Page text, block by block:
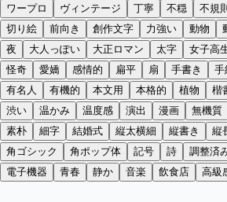
ワープロ
ヴィンテージ 丁寧 不穏 不規則
切り絵
前向き 創作文字 力強い 動物
夜
大人っぽい 大正ロマン 太字 女子高
怪奇
愛嬌 感情的 扁平 扇 手書き 手
有名人
有機的 本文用 本格的 植物 楷
渋い
温かみ 温度感 演出 漫画 無機質
素朴
細字 結婚式 縦太横細 縦書き 縦
角ゴシック
角ポップ体 記号 詩 調整済
電子機器
青春 静か 音楽 飲食店 高級